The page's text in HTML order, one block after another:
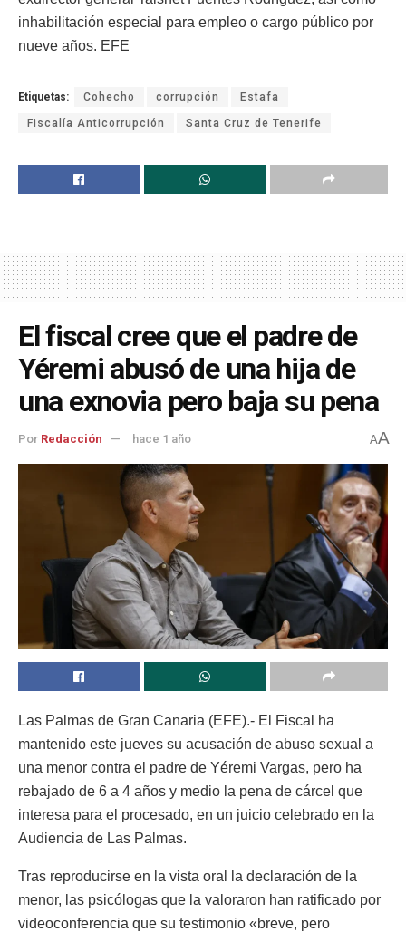
inhabilitación especial para empleo o cargo público por
nueve años. EFE
Etiquetas: Cohecho corrupción Estafa
Fiscalía Anticorrupción Santa Cruz de Tenerife
El fiscal cree que el padre de
Yéremi abusó de una hija de
una exnovia pero baja su pena
Por Redacción hace 1 año AA
Las Palmas de Gran Canaria (EFE).- El Fiscal ha
mantenido este jueves su acusación de abuso sexual a
una menor contra el padre de Yéremi Vargas, pero ha
rebajado de 6 a 4 años y medio la pena de cárcel que
interesa para el procesado, en un juicio celebrado en la
Audiencia de Las Palmas.
Tras reproducirse en la vista oral la declaración de la
menor, las psicólogas que la valoraron han ratificado por
videoconferencia que su testimonio «breve, pero